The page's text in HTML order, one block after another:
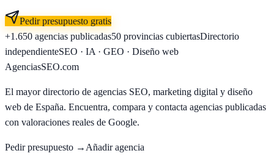
Pedir presupuesto gratis
+1.650 agencias publicadas50 provincias cubiertasDirectorio
independienteSEO · IA · GEO · Diseño web
AgenciasSEO.com
El mayor directorio de agencias SEO, marketing digital y diseño
web de España. Encuentra, compara y contacta agencias publicadas
con valoraciones reales de Google.
Pedir presupuesto → Añadir agencia